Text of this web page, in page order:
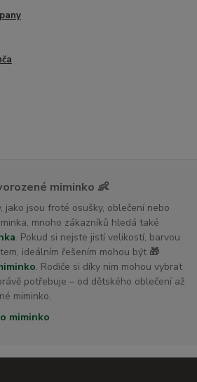
miminko 👶
jako jsou froté osušky, oblečení nebo
mnoho zákazníků hledá také
. Pokud si nejste jistí velikostí, barvou
ideálním řešením mohou být 🎁
. Rodiče si díky nim mohou vybrat
potřebuje – od dětského oblečení až
miminko.
miminko